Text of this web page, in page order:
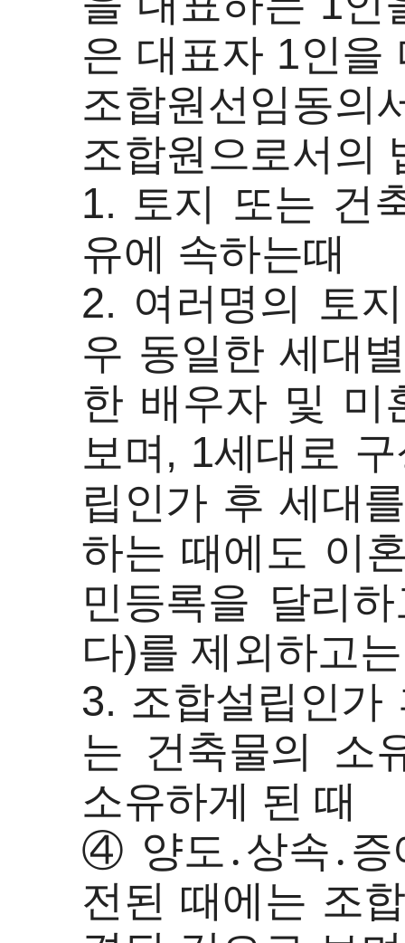
은 대표자 1인을
조합원선임동의
조합원으로서의
1. 토지 또는 건
유에 속하는때
2. 여러명의 토
우 동일한 세대
한 배우자 및 미
보며, 1세대로
립인가 후 세대
하는 때에도 이
민등록을 달리
다)를 제외하고
3. 조합설립인가
는 건축물의 소
소유하게 된 때
④ 양도․상속․증
전된 때에는 조